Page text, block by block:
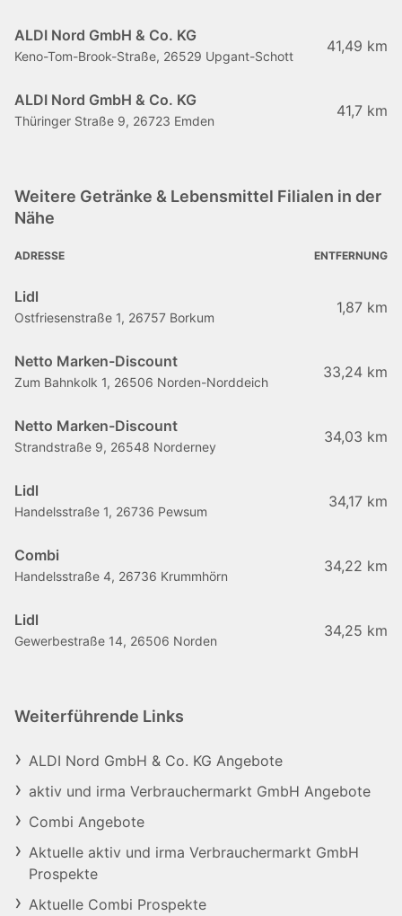
ALDI Nord GmbH & Co. KG
Keno-Tom-Brook-Straße, 26529 Upgant-Schott
41,49 km
ALDI Nord GmbH & Co. KG
Thüringer Straße 9, 26723 Emden
41,7 km
Weitere Getränke & Lebensmittel Filialen in der
Nähe
ADRESSE ENTFERNUNG
Lidl
Ostfriesenstraße 1, 26757 Borkum
1,87 km
Netto Marken-Discount
Zum Bahnkolk 1, 26506 Norden-Norddeich
33,24 km
Netto Marken-Discount
Strandstraße 9, 26548 Norderney
34,03 km
Lidl
Handelsstraße 1, 26736 Pewsum
34,17 km
Combi
Handelsstraße 4, 26736 Krummhörn
34,22 km
Lidl
Gewerbestraße 14, 26506 Norden
34,25 km
Weiterführende Links
ALDI Nord GmbH & Co. KG Angebote
aktiv und irma Verbrauchermarkt GmbH Angebote
Combi Angebote
Aktuelle aktiv und irma Verbrauchermarkt GmbH
Prospekte
Aktuelle Combi Prospekte